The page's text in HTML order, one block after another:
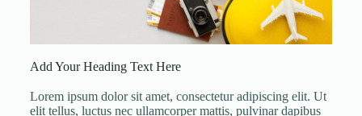
Add Your Heading Text Here
Lorem ipsum dolor sit amet, consectetur adipiscing elit. Ut
elit tellus, luctus nec ullamcorper mattis, pulvinar dapibus